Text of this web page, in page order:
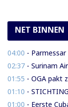
NET BINNEN
04:00 - Parmessar hekelt dat
02:37 - Surinam Airways
01:55 - OGA pakt
01:10 - STICHTING MULOKOT EN
01:00 - Eerste